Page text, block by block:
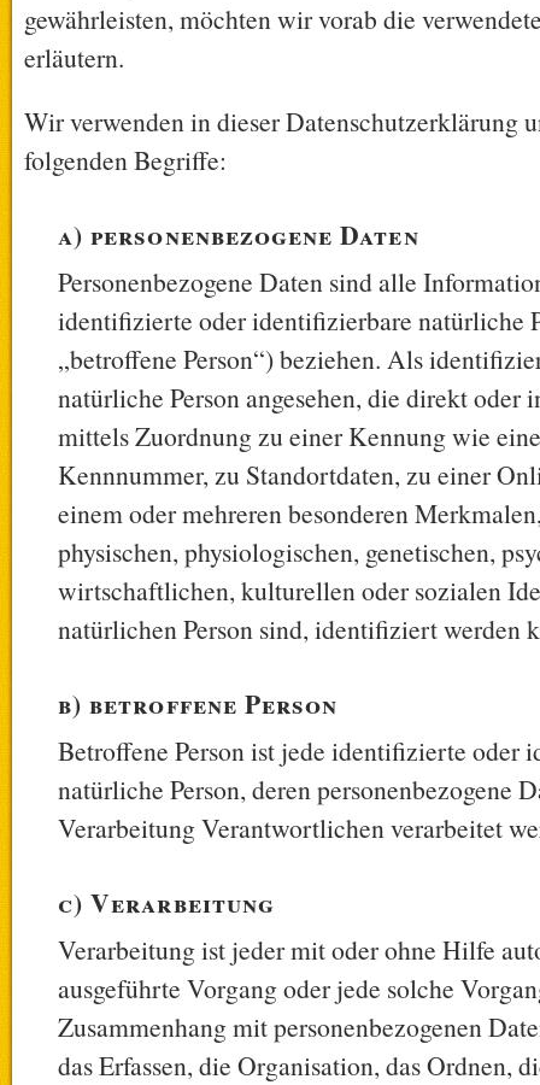
gewährleisten, möchten wir vorab die
erläutern.
Wir verwenden in dieser Datenschutzerklärung
folgenden Begriffe:
a) personenbezogene Daten
Personenbezogene Daten sind alle
identifizierte oder identifizierbare natürliche
„betroffene Person“) beziehen. Als
natürliche Person angesehen, die direkt oder
mittels Zuordnung zu einer Kennung wie
Kennnummer, zu Standortdaten, zu einer
einem oder mehreren besonderen
physischen, physiologischen, genetischen,
wirtschaftlichen, kulturellen oder sozialen
natürlichen Person sind, identifiziert werden
b) betroffene Person
Betroffene Person ist jede identifizierte oder
natürliche Person, deren personenbezogene
Verarbeitung Verantwortlichen verarbeitet
c) Verarbeitung
Verarbeitung ist jeder mit oder ohne Hilfe
ausgeführte Vorgang oder jede solche
Zusammenhang mit personenbezogenen
das Erfassen, die Organisation, das Ordnen,